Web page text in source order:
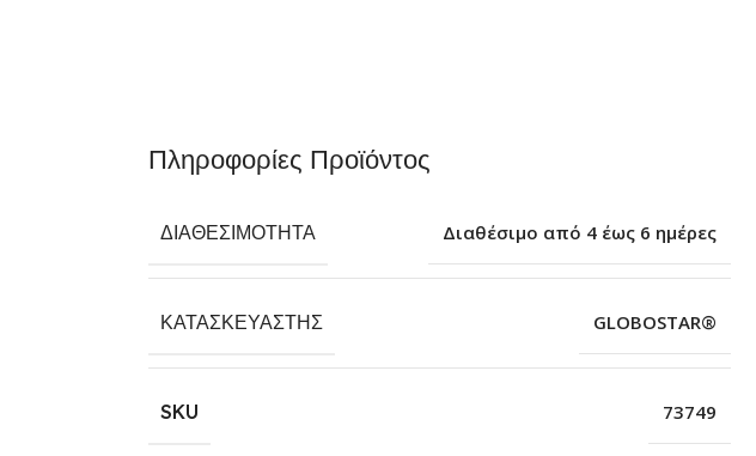
Πληροφορίες Προϊόντος
ΔΙΑΘΕΣΙΜΌΤΗΤΑ Διαθέσιμο από 4 έως 6 ημέρες
ΚΑΤΑΣΚΕΥΑΣΤΉΣ GLOBOSTAR®
SKU 73749